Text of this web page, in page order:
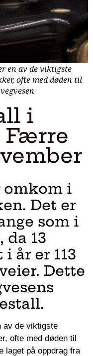
en av de viktigste
ofte med døden til
i
Færre
omkom i
Det er
som i
da 13
år er 113
Dette
av de viktigste
ofte med døden til
laget på oppdrag fra